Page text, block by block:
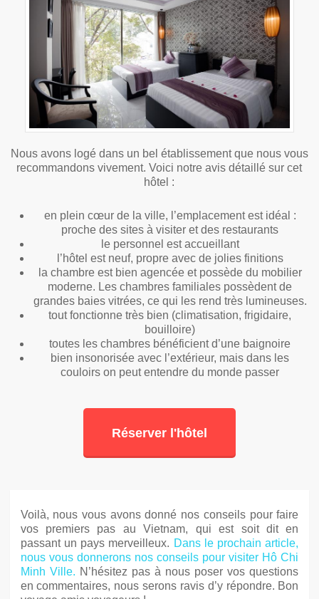
Nous avons logé dans un bel établissement que nous vous
recommandons vivement. Voici notre avis détaillé sur cet
hôtel :
en plein cœur de la ville, l’emplacement est idéal :
proche des sites à visiter et des restaurants
le personnel est accueillant
l’hôtel est neuf, propre avec de jolies finitions
la chambre est bien agencée et possède du mobilier
moderne. Les chambres familiales possèdent de
grandes baies vitrées, ce qui les rend très lumineuses.
tout fonctionne très bien (climatisation, frigidaire,
bouilloire)
toutes les chambres bénéficient d’une baignoire
bien insonorisée avec l’extérieur, mais dans les
couloirs on peut entendre du monde passer
Réserver l'hôtel
Voilà, nous vous avons donné nos conseils pour faire
vos premiers pas au Vietnam, qui est soit dit en
passant un pays merveilleux. Dans le prochain article,
nous vous donnerons nos conseils pour visiter Hô Chi
Minh Ville. N’hésitez pas à nous poser vos questions
en commentaires, nous serons ravis d’y répondre. Bon